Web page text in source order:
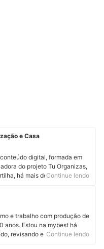
e Casa
digital, formada em
do projeto Tu Organizas,
há mais de 13 anos,
acessíveis e aplicáveis à
ambientes bonitos e
estético e experiência
possível ter uma casa
bem cuidada sem
é baseado em vivências do
Continue lendo
e trabalho com produção de
anos. Estou na mybest há
revisando e atualizando
Continue lendo